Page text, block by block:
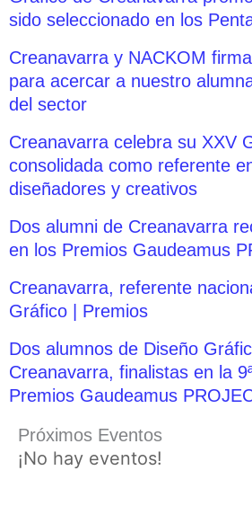
sido seleccionado en los
Creanavarra y NACKOM
para acercar a nuestro
del sector
Creanavarra celebra su XXV
consolidada como referente
diseñadores y creativos
Dos alumni de Creanavarra
en los Premios Gaudeamus
Creanavarra, referente
Gráfico | Premios
Dos alumnos de Diseño
Creanavarra, finalistas en la
Premios Gaudeamus
Próximos Eventos
¡No hay eventos!